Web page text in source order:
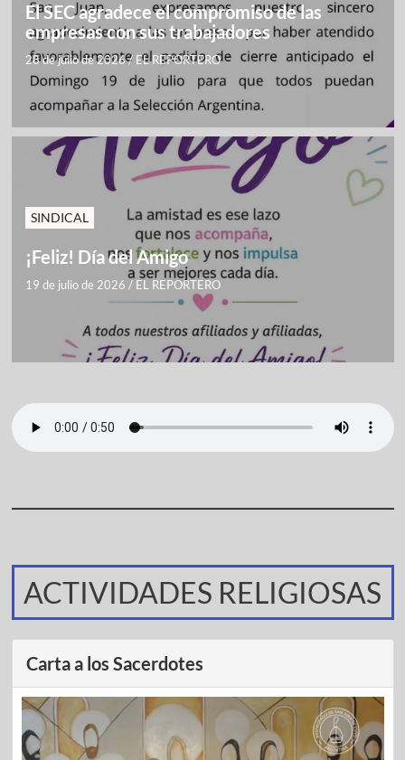
El SEC agradece el compromiso de las
empresas con sus trabajadores
28 de julio de 2026/ EL REPORTERO
SINDICAL
¡Feliz! Día del Amigo
19 de julio de 2026 / EL REPORTERO
ACTIVIDADES RELIGIOSAS
Carta a los Sacerdotes